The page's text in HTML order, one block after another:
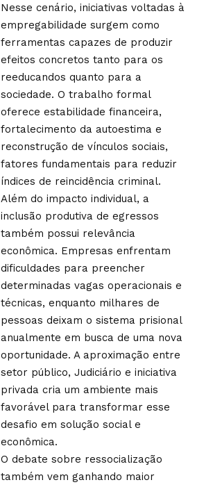
Nesse cenário, iniciativas voltadas à
empregabilidade surgem como
ferramentas capazes de produzir
efeitos concretos tanto para os
reeducandos quanto para a
sociedade. O trabalho formal
oferece estabilidade financeira,
fortalecimento da autoestima e
reconstrução de vínculos sociais,
fatores fundamentais para reduzir
índices de reincidência criminal.
Além do impacto individual, a
inclusão produtiva de egressos
também possui relevância
econômica. Empresas enfrentam
dificuldades para preencher
determinadas vagas operacionais e
técnicas, enquanto milhares de
pessoas deixam o sistema prisional
anualmente em busca de uma nova
oportunidade. A aproximação entre
setor público, Judiciário e iniciativa
privada cria um ambiente mais
favorável para transformar esse
desafio em solução social e
econômica.
O debate sobre ressocialização
também vem ganhando maior